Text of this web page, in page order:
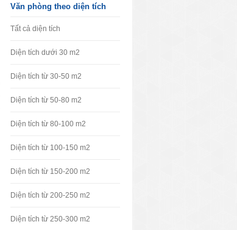
Văn phòng theo diện tích
Tất cả diện tích
Diện tích dưới 30 m2
Diện tích từ 30-50 m2
Diện tích từ 50-80 m2
Diện tích từ 80-100 m2
Diện tích từ 100-150 m2
Diện tích từ 150-200 m2
Diện tích từ 200-250 m2
Diện tích từ 250-300 m2